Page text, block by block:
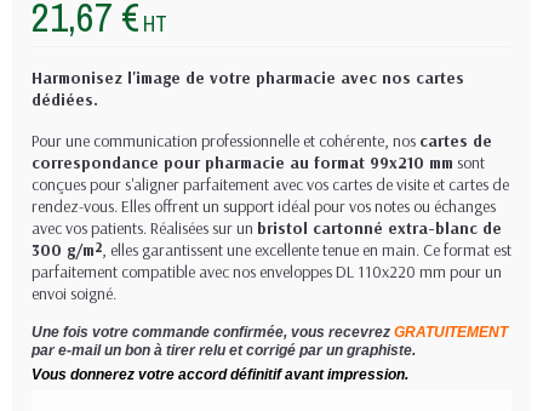
21,67 € HT
Harmonisez l'image de votre pharmacie avec nos cartes
dédiées.
Pour une communication professionnelle et cohérente, nos cartes de
correspondance pour pharmacie au format 99x210 mm sont
conçues pour s'aligner parfaitement avec vos cartes de visite et cartes de
rendez-vous. Elles offrent un support idéal pour vos notes ou échanges
avec vos patients. Réalisées sur un bristol cartonné extra-blanc de
300 g/m², elles garantissent une excellente tenue en main. Ce format est
parfaitement compatible avec nos enveloppes DL 110x220 mm pour un
envoi soigné.
Une fois votre commande confirmée, vous recevrez GRATUITEMENT
par e-mail un bon à tirer relu et corrigé par un graphiste.
Vous donnerez votre accord définitif avant impression.